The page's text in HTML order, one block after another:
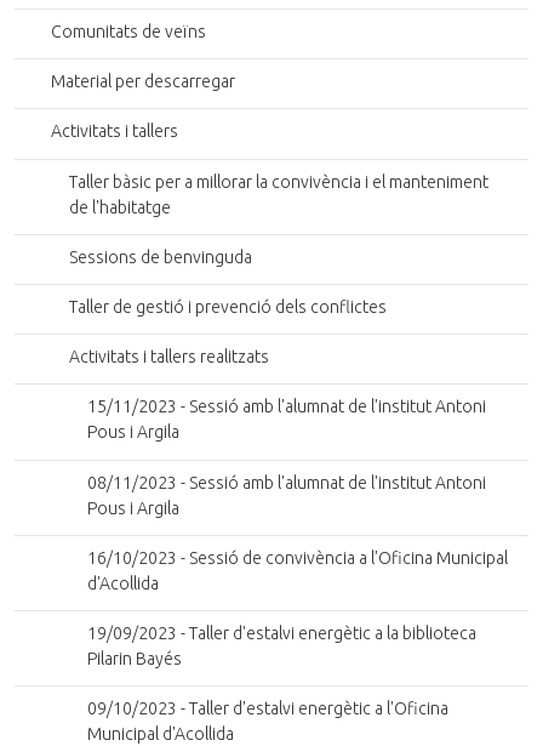
r
g
i
a
Comunitats de veïns
Material per descarregar
Activitats i tallers
Taller bàsic per a millorar la convivència i el manteniment
de l'habitatge
Sessions de benvinguda
Taller de gestió i prevenció dels conflictes
Activitats i tallers realitzats
15/11/2023 - Sessió amb l'alumnat de l'institut Antoni
Pous i Argila
08/11/2023 - Sessió amb l'alumnat de l'institut Antoni
Pous i Argila
16/10/2023 - Sessió de convivència a l'Oficina Municipal
d'Acollida
19/09/2023 - Taller d'estalvi energètic a la biblioteca
Pilarin Bayés
09/10/2023 - Taller d'estalvi energètic a l'Oficina
Municipal d'Acollida